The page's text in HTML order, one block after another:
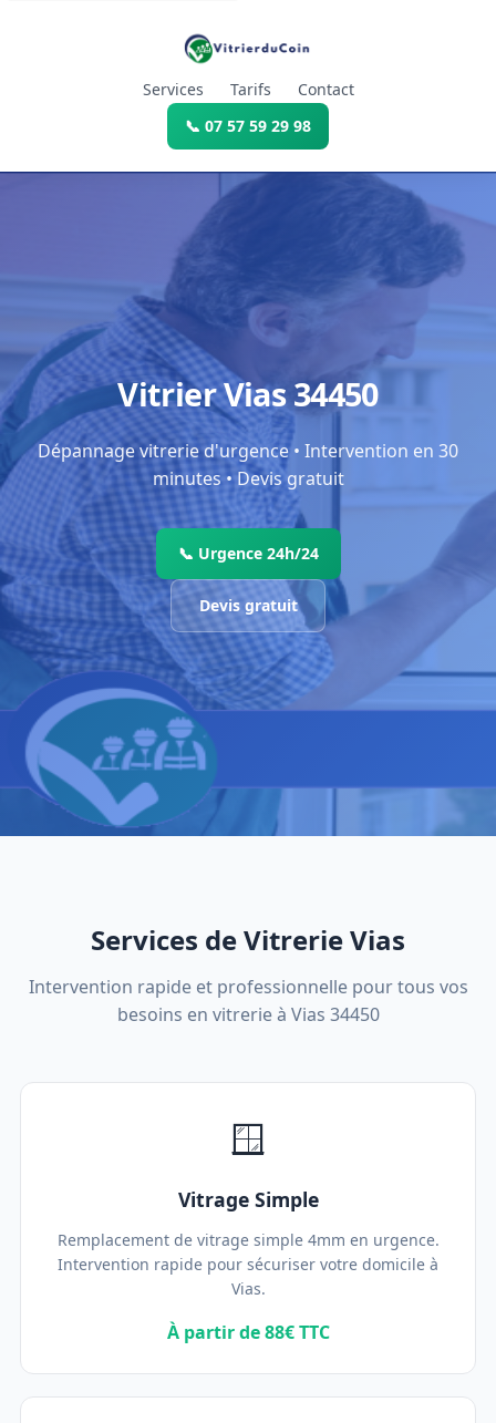
Services Tarifs
Contact
📞 07 57 59 29 98
Vitrier Vias 34450
Dépannage vitrerie d'urgence • Intervention en 30
minutes • Devis gratuit
📞 Urgence 24h/24
Devis gratuit
Services de Vitrerie Vias
Intervention rapide et professionnelle pour tous vos
besoins en vitrerie à Vias 34450
🪟
Vitrage Simple
Remplacement de vitrage simple 4mm en urgence.
Intervention rapide pour sécuriser votre domicile à
Vias.
À partir de 88€ TTC